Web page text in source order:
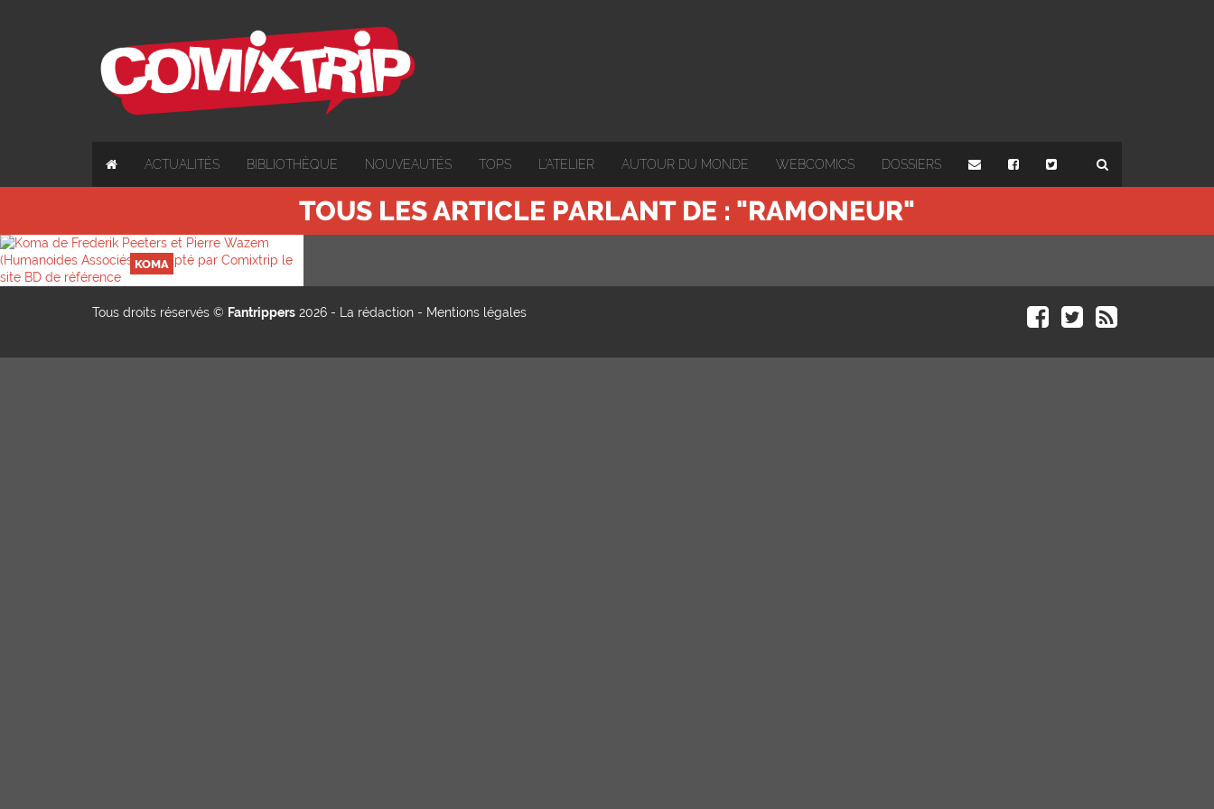
ACTUALITÉS BIBLIOTHÈQUE NOUVEAUTÉS TOPS L'ATELIER AUTOUR DU MONDE WEBCOMICS DOSSIERS
TOUS LES ARTICLE PARLANT DE : "RAMONEUR"
KOMA
Tous droits réservés © Fantrippers 2026 - La rédaction - Mentions légales